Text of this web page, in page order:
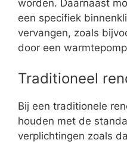
worden. Daarnaast
een specifiek
vervangen, zoals
door een
Traditioneel
Bij een traditionele
houden met de
verplichtingen zoals